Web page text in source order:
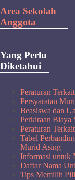
Area Sekolah
Anggota
Yang Perlu
Diketahui
Peraturan
Persyaratan
Beasiswa dan
Perkiraan Biaya
Peraturan
Tabel
Murid Asing
Informasi untuk
Daftar Nama
Tips Memilih